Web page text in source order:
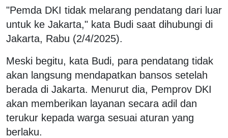
"Pemda DKI tidak melarang pendatang dari luar
untuk ke Jakarta," kata Budi saat dihubungi di
Jakarta, Rabu (2/4/2025).
Meski begitu, kata Budi, para pendatang tidak
akan langsung mendapatkan bansos setelah
berada di Jakarta. Menurut dia, Pemprov DKI
akan memberikan layanan secara adil dan
terukur kepada warga sesuai aturan yang
berlaku.